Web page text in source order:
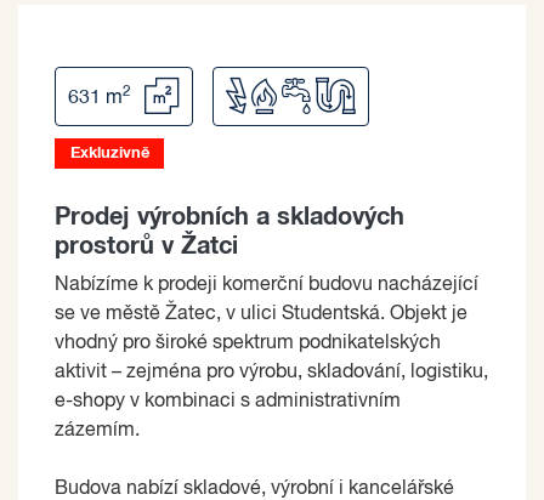
631 m2
Exkluzivně
Prodej výrobních a skladových
prostorů v Žatci
Nabízíme k prodeji komerční budovu nacházející
se ve městě Žatec, v ulici Studentská. Objekt je
vhodný pro široké spektrum podnikatelských
aktivit – zejména pro výrobu, skladování, logistiku,
e-shopy v kombinaci s administrativním
zázemím.
Budova nabízí skladové, výrobní i kancelářské